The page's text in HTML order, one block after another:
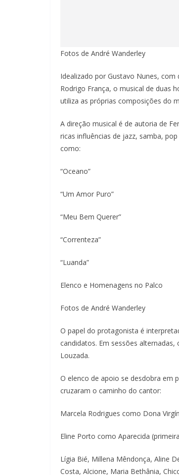
Fotos de André Wanderley
Idealizado por Gustavo Nunes,
Rodrigo França, o musical de duas
utiliza as próprias composições do
A direção musical é de autoria de
ricas influências de jazz, samba,
como:
“Oceano”
“Um Amor Puro”
“Meu Bem Querer”
“Correnteza”
“Luanda”
Elenco e Homenagens no Palco
Fotos de André Wanderley
O papel do protagonista é
candidatos. Em sessões
Louzada.
O elenco de apoio se desdobra em
cruzaram o caminho do cantor:
Marcela Rodrigues como Dona
Eline Porto como Aparecida
Lígia Bié, Millena Mêndonça, Aline
Costa, Alcione, Maria Bethânia,